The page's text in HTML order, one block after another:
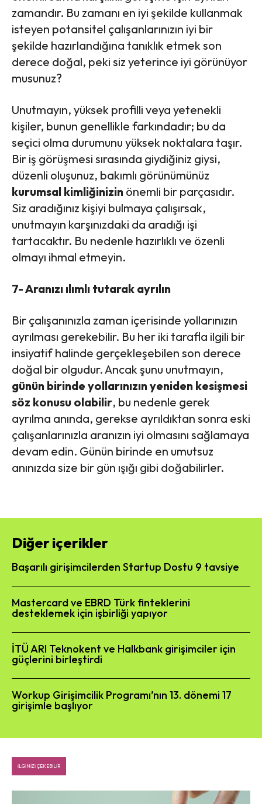
zamandır. Bu zamanı en iyi şekilde kullanmak
isteyen potansitel çalışanlarınızın iyi bir
şekilde hazırlandığına tanıklık etmek son
derece doğal, peki siz yeterince iyi görünüyor
musunuz?
Unutmayın, yüksek profilli veya yetenekli
kişiler, bunun genellikle farkındadır; bu da
seçici olma durumunu yüksek noktalara taşır.
Bir iş görüşmesi sırasında giydiğiniz giysi,
düzenli oluşunuz, bakımlı görünümünüz
kurumsal kimliğinizin önemli bir parçasıdır.
Siz aradığınız kişiyi bulmaya çalışırsak,
unutmayın karşınızdaki da aradığı işi
tartacaktır. Bu nedenle hazırlıklı ve özenli
olmayı ihmal etmeyin.
7- Aranızı ılımlı tutarak ayrılın
Bir çalışanınızla zaman içerisinde yollarınızın
ayrılması gerekebilir. Bu her iki tarafla ilgili bir
insiyatif halinde gerçekleşebilen son derece
doğal bir olgudur. Ancak şunu unutmayın,
günün birinde yollarınızın yeniden kesişmesi
söz konusu olabilir, bu nedenle gerek
ayrılma anında, gerekse ayrıldıktan sonra eski
çalışanlarınızla aranızın iyi olmasını sağlamaya
devam edin. Günün birinde en umutsuz
anınızda size bir gün ışığı gibi doğabilirler.
Diğer içerikler
Başarılı girişimcilerden Startup Dostu 9 tavsiye
Mastercard ve EBRD Türk finteklerini
desteklemek için işbirliği yapıyor
İTÜ ARI Teknokent ve Halkbank girişimciler için
güçlerini birleştirdi
Workup Girişimcilik Programı’nın 13. dönemi 17
girişimle başlıyor
İLGINIZI ÇEKEBILIR